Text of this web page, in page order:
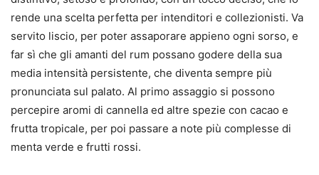
rende una scelta perfetta per intenditori e collezionisti. Va
servito liscio, per poter assaporare appieno ogni sorso, e
far sì che gli amanti del rum possano godere della sua
media intensità persistente, che diventa sempre più
pronunciata sul palato. Al primo assaggio si possono
percepire aromi di cannella ed altre spezie con cacao e
frutta tropicale, per poi passare a note più complesse di
menta verde e frutti rossi.